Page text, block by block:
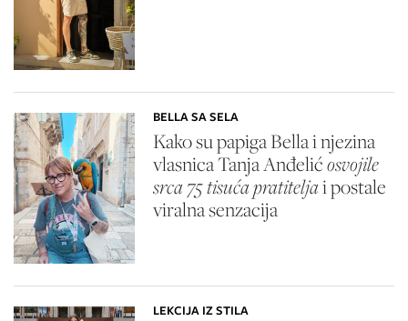
BELLA SA SELA
Kako su papiga Bella i njezina
vlasnica Tanja Anđelićosvojile
srca 75 tisuća pratiteljai postale
viralna senzacija
LEKCIJA IZ STILA